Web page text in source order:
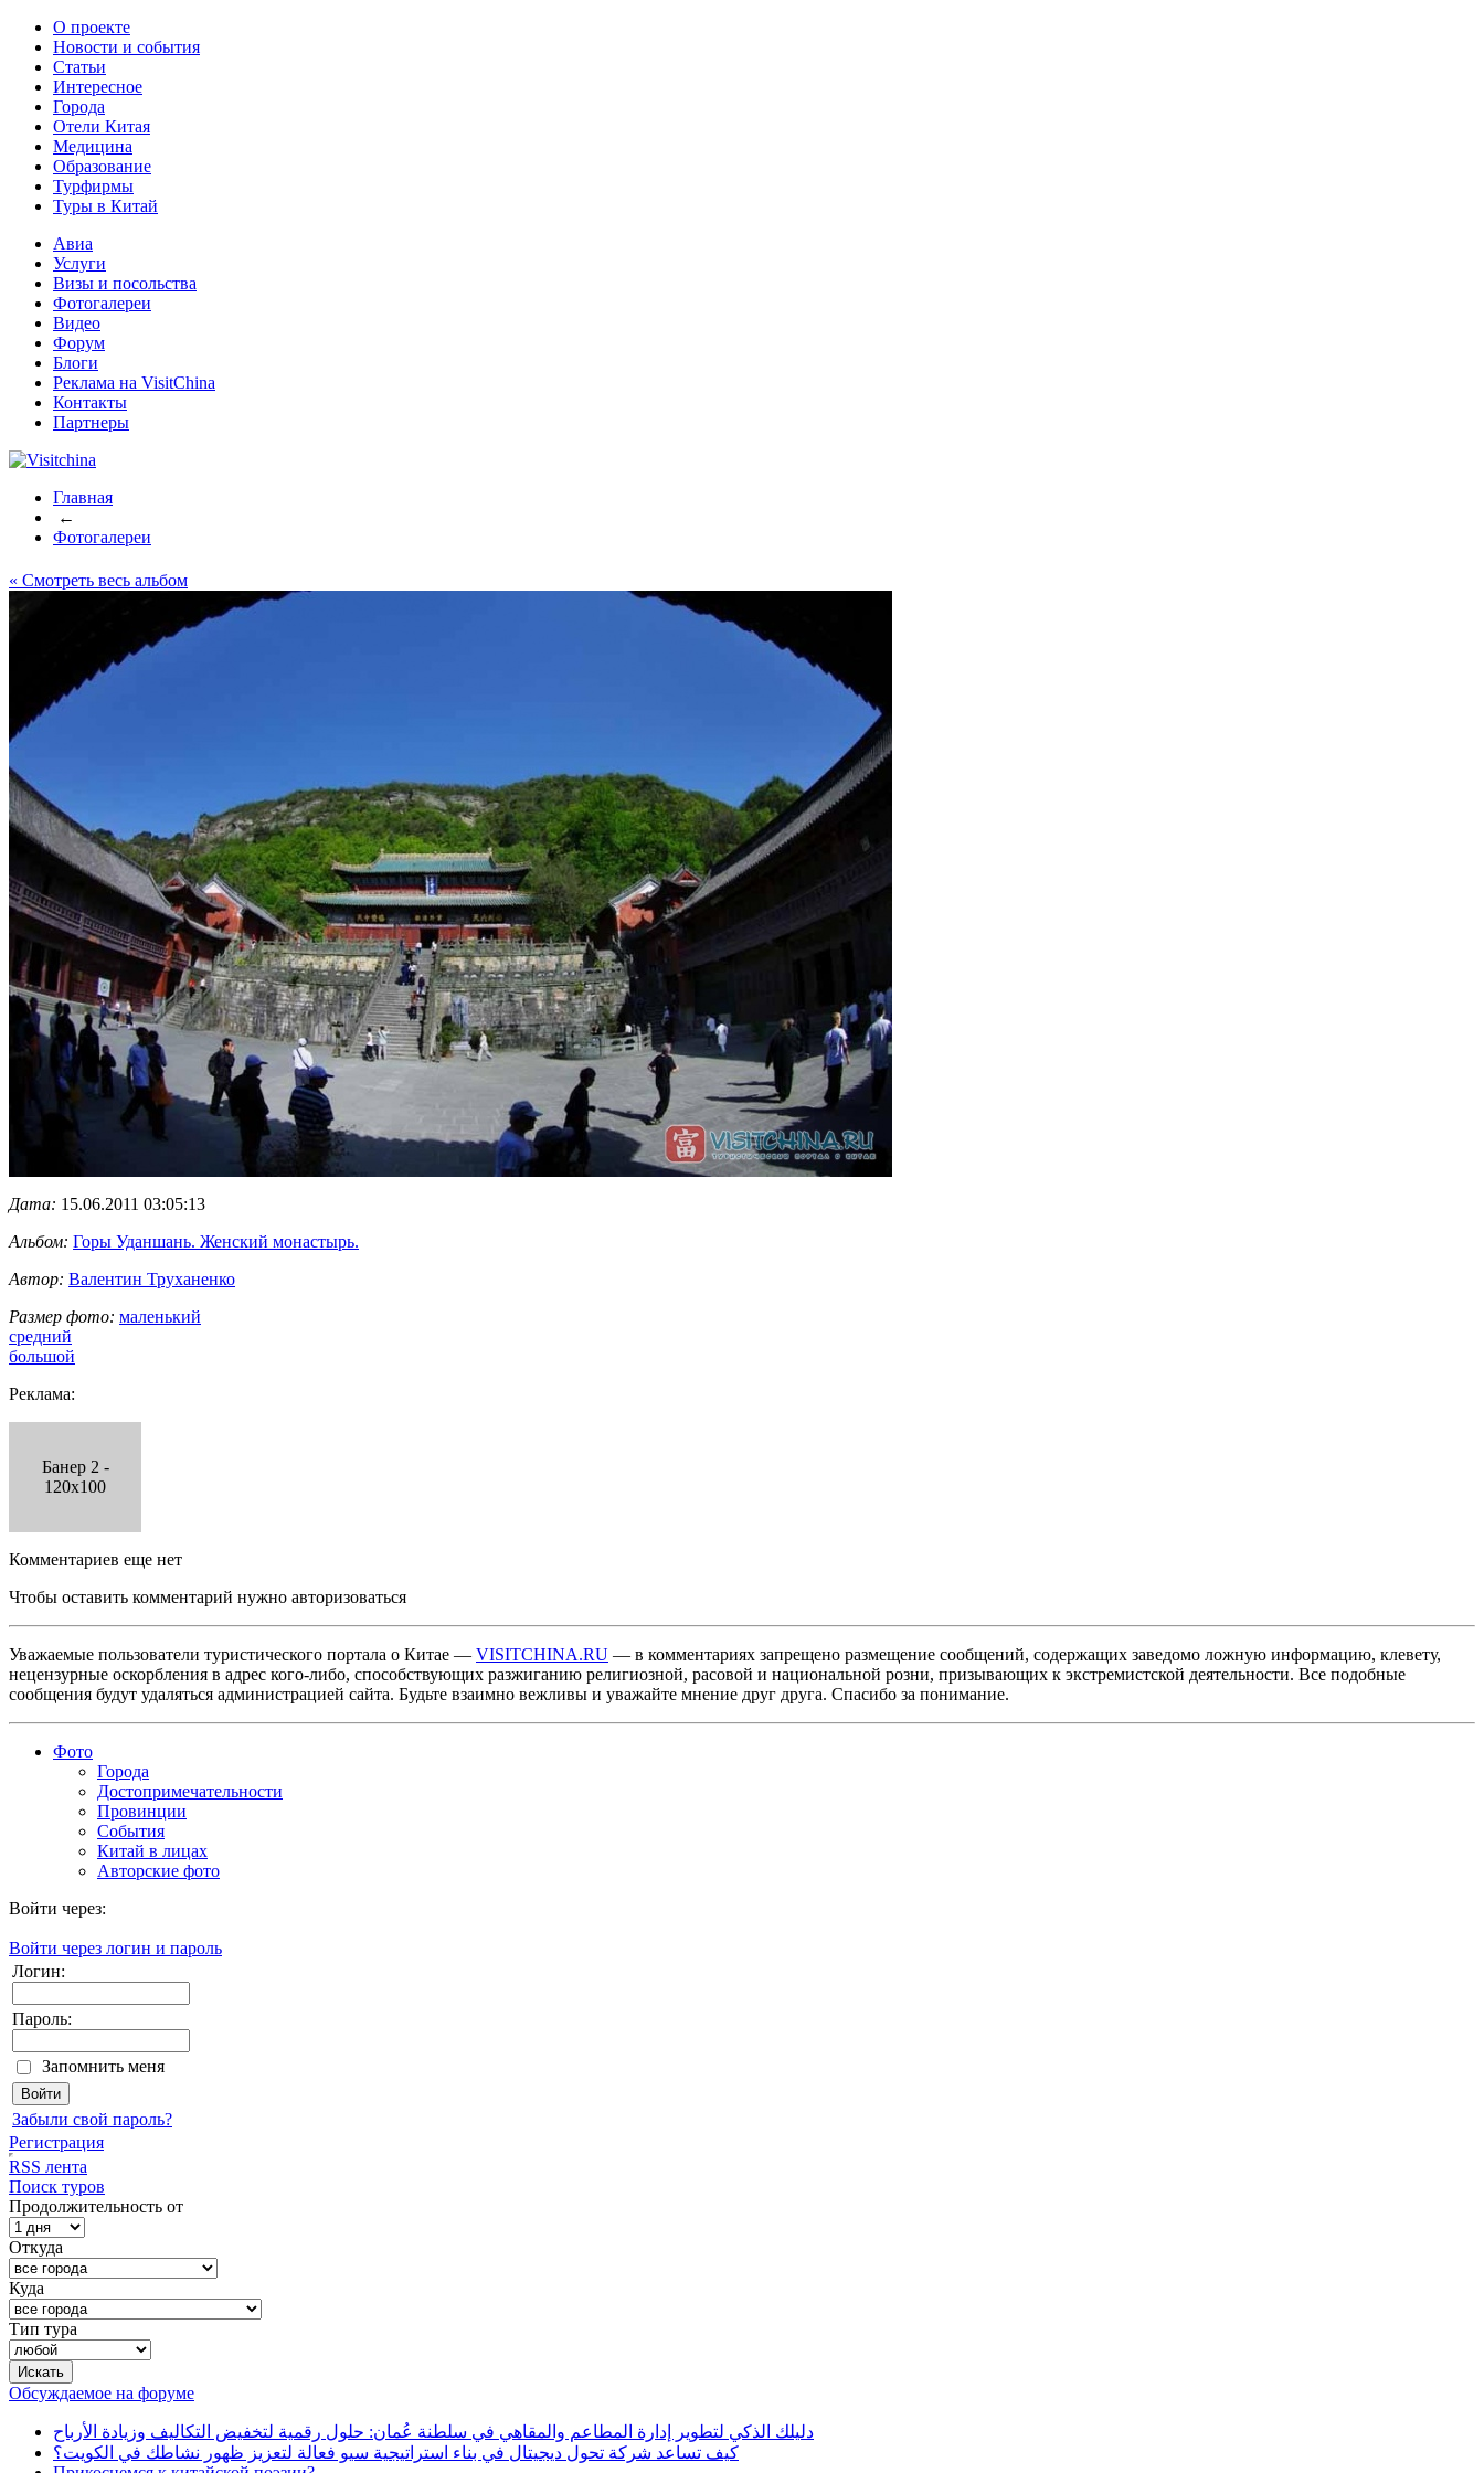
О проекте
Новости и события
Статьи
Интересное
Города
Отели Китая
Медицина
Образование
Турфирмы
Туры в Китай
Авиа
Услуги
Визы и посольства
Фотогалереи
Видео
Форум
Блоги
Реклама на VisitChina
Контакты
Партнеры
Главная
←
Фотогалереи
« Cмотреть весь альбом
Дата: 15.06.2011 03:05:13
Альбом: Горы Уданшань. Женский монастырь.
Автор: Валентин Труханенко
Размер фото: маленький
средний
большой
Реклама:
Банер 2 -
120x100
Комментариев еще нет
Чтобы оставить комментарий нужно авторизоваться
Уважаемые пользователи туристического портала о Китае — VISITCHINA.RU — в комментариях запрещено размещение сообщений, содержащих заведомо ложную информацию, клевету,
нецензурные оскорбления в адрес кого-либо, способствующих разжиганию религиозной, расовой и национальной розни, призывающих к экстремистской деятельности. Все подобные
сообщения будут удаляться администрацией сайта. Будьте взаимно вежливы и уважайте мнение друг друга. Спасибо за понимание.
Фото
Города
Достопримечательности
Провинции
События
Китай в лицах
Авторские фото
Войти через:
Войти через логин и пароль
Логин:
Пароль:
Запомнить меня
Забыли свой пароль?
Регистрация
RSS лента
Поиск туров
Продолжительность от
Откуда
Куда
Тип тура
Обсуждаемое на форуме
دليلك الذكي لتطوير إدارة المطاعم والمقاهي في سلطنة عُمان: حلول رقمية لتخفيض التكاليف وزيادة الأرباح
كيف تساعد شركة تحول ديجيتال في بناء استراتيجية سيو فعالة لتعزيز ظهور نشاطك في الكويت؟